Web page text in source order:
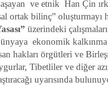
ve etnik Han Çin
ortak bilinç” oluşturmayı
üzerindeki
ekonomik kalkınma
hakları örgütleri ve
Tibetliler ve diğer
uyarısında